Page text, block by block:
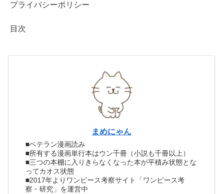
プライバシーポリシー
目次
まめにゃん
■ベテラン漫画読み
■所有する漫画単行本はウン千冊（小説も千冊以上）
■三つの本棚に入りきらなくなった本が平積み状態とな
ってカオス状態
■2017年よりワンピース考察サイト「ワンピース考
察・研究」を運営中